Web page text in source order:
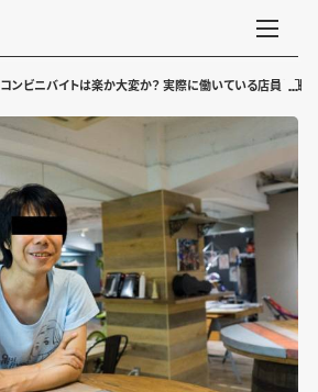
コンビニバイトは楽か大変か？ 実際に働いている店員に聞